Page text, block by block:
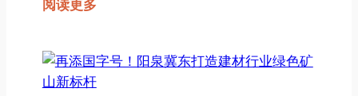
阅读更多